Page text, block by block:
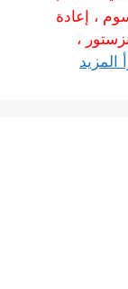
، إعادة
،
المزيد